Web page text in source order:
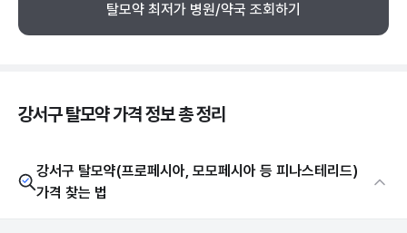
탈모약 최저가 병원/약국 조회하기
강서구 탈모약 가격 정보 총 정리
강서구 탈모약(프로페시아, 모모페시아 등 피나스테리드)
가격 찾는 법